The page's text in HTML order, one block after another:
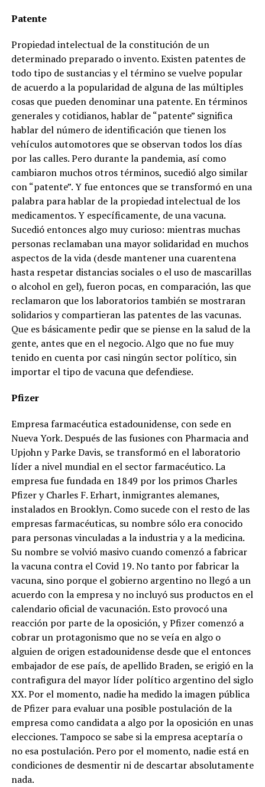
Patente
Propiedad intelectual de la constitución de un
determinado preparado o invento. Existen patentes de
todo tipo de sustancias y el término se vuelve popular
de acuerdo a la popularidad de alguna de las múltiples
cosas que pueden denominar una patente. En términos
generales y cotidianos, hablar de “patente” significa
hablar del número de identificación que tienen los
vehículos automotores que se observan todos los días
por las calles. Pero durante la pandemia, así como
cambiaron muchos otros términos, sucedió algo similar
con “patente”. Y fue entonces que se transformó en una
palabra para hablar de la propiedad intelectual de los
medicamentos. Y específicamente, de una vacuna.
Sucedió entonces algo muy curioso: mientras muchas
personas reclamaban una mayor solidaridad en muchos
aspectos de la vida (desde mantener una cuarentena
hasta respetar distancias sociales o el uso de mascarillas
o alcohol en gel), fueron pocas, en comparación, las que
reclamaron que los laboratorios también se mostraran
solidarios y compartieran las patentes de las vacunas.
Que es básicamente pedir que se piense en la salud de la
gente, antes que en el negocio. Algo que no fue muy
tenido en cuenta por casi ningún sector político, sin
importar el tipo de vacuna que defendiese.
Pfizer
Empresa farmacéutica estadounidense, con sede en
Nueva York. Después de las fusiones con Pharmacia and
Upjohn y Parke Davis, se transformó en el laboratorio
líder a nivel mundial en el sector farmacéutico. La
empresa fue fundada en 1849 por los primos Charles
Pfizer y Charles F. Erhart, inmigrantes alemanes,
instalados en Brooklyn. Como sucede con el resto de las
empresas farmacéuticas, su nombre sólo era conocido
para personas vinculadas a la industria y a la medicina.
Su nombre se volvió masivo cuando comenzó a fabricar
la vacuna contra el Covid 19. No tanto por fabricar la
vacuna, sino porque el gobierno argentino no llegó a un
acuerdo con la empresa y no incluyó sus productos en el
calendario oficial de vacunación. Esto provocó una
reacción por parte de la oposición, y Pfizer comenzó a
cobrar un protagonismo que no se veía en algo o
alguien de origen estadounidense desde que el entonces
embajador de ese país, de apellido Braden, se erigió en la
contrafigura del mayor líder político argentino del siglo
XX. Por el momento, nadie ha medido la imagen pública
de Pfizer para evaluar una posible postulación de la
empresa como candidata a algo por la oposición en unas
elecciones. Tampoco se sabe si la empresa aceptaría o
no esa postulación. Pero por el momento, nadie está en
condiciones de desmentir ni de descartar absolutamente
nada.